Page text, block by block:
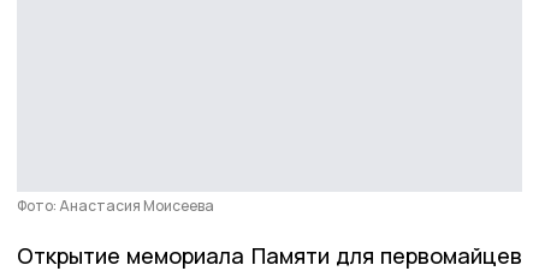
Фото: Анастасия Моисеева
Открытие мемориала Памяти для первомайцев